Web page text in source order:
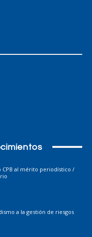
al mérito periodístico /
a la gestión de riesgos